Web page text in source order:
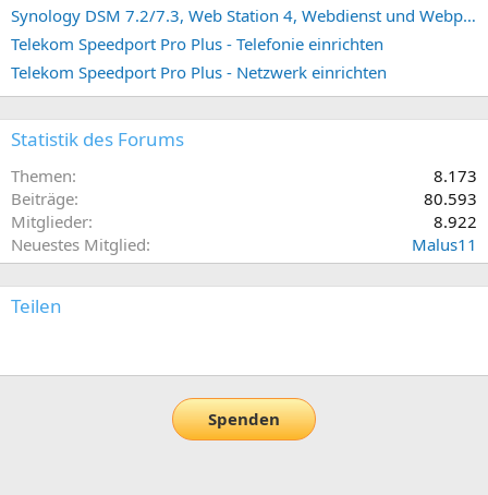
Synology DSM 7.2/7.3, Web Station 4, Webdienst und Webportal erstellen (ehemals vHost)
Telekom Speedport Pro Plus - Telefonie einrichten
Telekom Speedport Pro Plus - Netzwerk einrichten
Statistik des Forums
Themen
8.173
Beiträge
80.593
Mitglieder
8.922
Neuestes Mitglied
Malus11
Teilen
Spenden